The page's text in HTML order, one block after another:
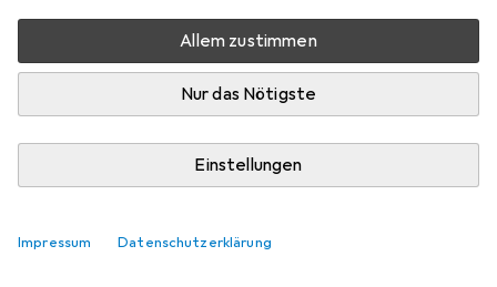
Allem zustimmen
Nur das Nötigste
Einstellungen
Impressum Datenschutzerklärung
Mi, 12.8. geliefert
Mehr als 10 Stück an Lager beim Drittanbieter
Lieferort angeben für genaue Lieferzeit